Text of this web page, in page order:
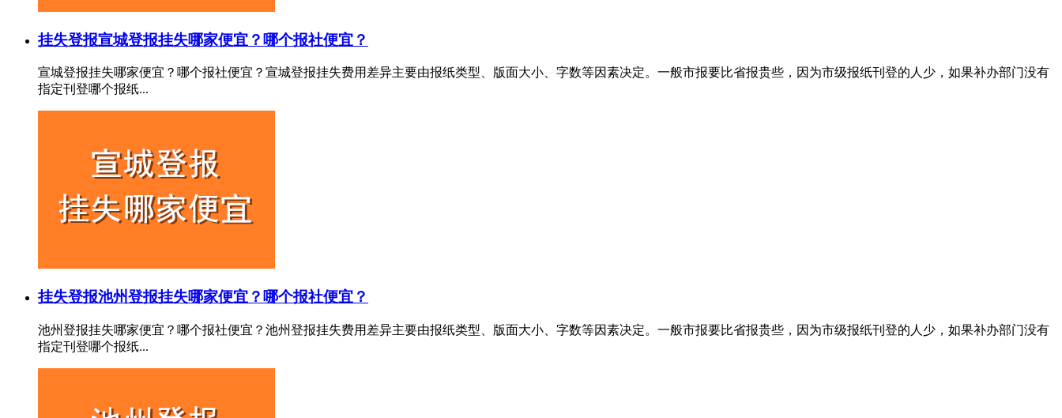
挂失登报宣城登报挂失哪家便宜？哪个报社便宜？
宣城登报挂失哪家便宜？哪个报社便宜？宣城登报挂失费用差异主要由报纸类型、版面大小、字数等因素决定。一般市报要比省报贵些，因为市级报纸刊登的人少，如果补办部门没有
指定刊登哪个报纸...
挂失登报池州登报挂失哪家便宜？哪个报社便宜？
池州登报挂失哪家便宜？哪个报社便宜？池州登报挂失费用差异主要由报纸类型、版面大小、字数等因素决定。一般市报要比省报贵些，因为市级报纸刊登的人少，如果补办部门没有
指定刊登哪个报纸...